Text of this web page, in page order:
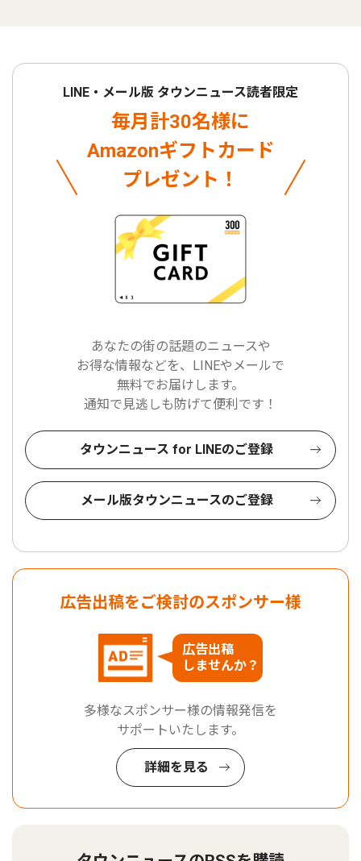
LINE・メール版 タウンニュース読者限定
毎月計30名様に
Amazonギフトカード
プレゼント！
あなたの街の話題のニュースや
お得な情報などを、LINEやメールで
無料でお届けします。
通知で見逃しも防げて便利です！
タウンニュース for LINEのご登録
メール版タウンニュースのご登録
広告出稿をご検討のスポンサー様
広告出稿
しませんか？
多様なスポンサー様の情報発信を
サポートいたします。
詳細を見る